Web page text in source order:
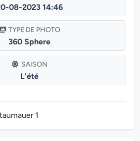
08-2023 14:46
TYPE DE PHOTO
360 Sphere
SAISON
L'été
1